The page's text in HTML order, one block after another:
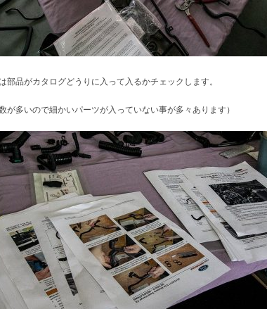
部品がカタログどうりに入って入るかチェックします。
が多いので細かいパーツが入っていない事が多々あります）